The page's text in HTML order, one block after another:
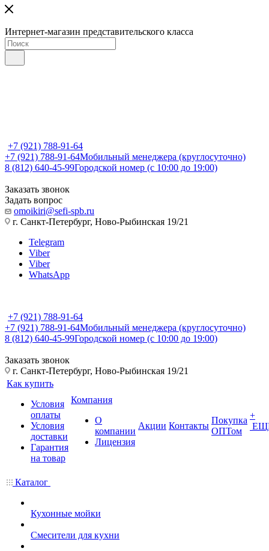
Интернет-магазин представительского класса
+7 (921) 788-91-64
+7 (921) 788-91-64Мобильный менеджера (круглосуточно)
8 (812) 640-45-99Городской номер (с 10:00 до 19:00)
Заказать звонок
Задать вопрос
omoikiri@sefi-spb.ru
г. Санкт-Петербург, Ново-Рыбинская 19/21
Telegram
Viber
Viber
WhatsApp
+7 (921) 788-91-64
+7 (921) 788-91-64Мобильный менеджера (круглосуточно)
8 (812) 640-45-99Городской номер (с 10:00 до 19:00)
Заказать звонок
г. Санкт-Петербург, Ново-Рыбинская 19/21
Как купить
Условия
оплаты
Условия
доставки
Гарантия
на товар
Компания
О
компании
Лицензия
Акции Контакты
Покупка
ОПТом
+
Каталог
Кухонные мойки
Смесители для кухни